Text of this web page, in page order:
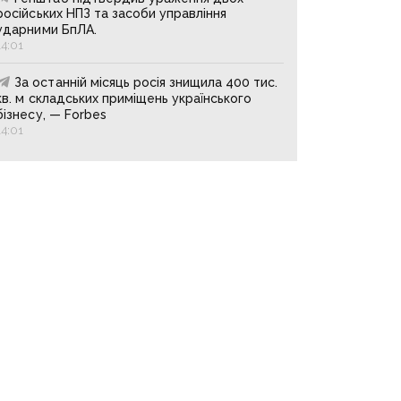
НПЗ та засоби управління
БпЛА.
За останній місяць росія знищила 400 тис.
м складських приміщень українського
— Forbes